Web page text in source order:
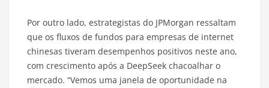
Por outro lado, estrategistas do JPMorgan ressaltam
que os fluxos de fundos para empresas de internet
chinesas tiveram desempenhos positivos neste ano,
com crescimento após a DeepSeek chacoalhar o
mercado. “Vemos uma janela de oportunidade na